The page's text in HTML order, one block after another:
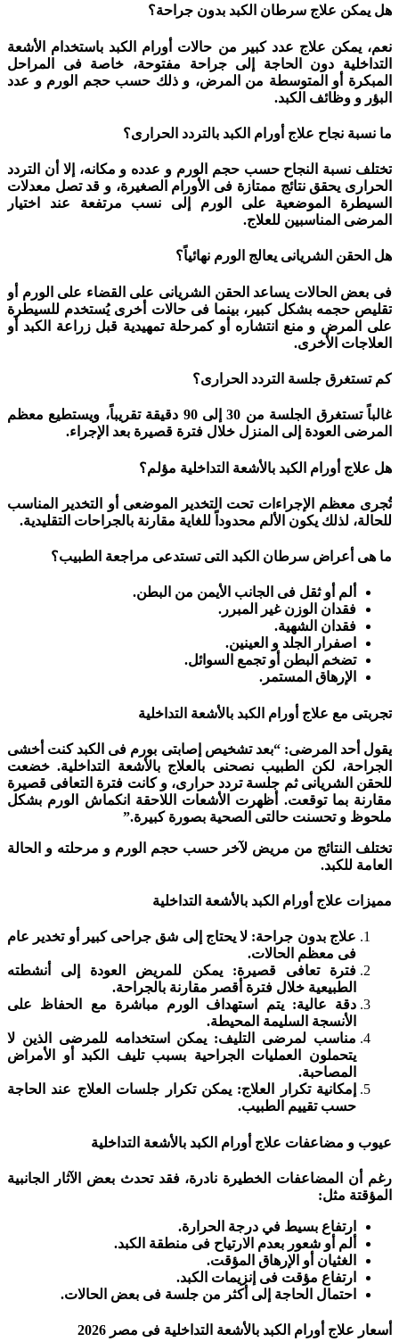
هل يمكن علاج سرطان الكبد بدون جراحة؟
نعم، يمكن علاج عدد كبير من حالات أورام الكبد باستخدام الأشعة
التداخلية دون الحاجة إلى جراحة مفتوحة، خاصة فى المراحل
المبكرة أو المتوسطة من المرض، و ذلك حسب حجم الورم و عدد
البؤر و وظائف الكبد.
ما نسبة نجاح علاج أورام الكبد بالتردد الحرارى؟
تختلف نسبة النجاح حسب حجم الورم و عدده و مكانه، إلا أن التردد
الحرارى يحقق نتائج ممتازة فى الأورام الصغيرة، و قد تصل معدلات
السيطرة الموضعية على الورم إلى نسب مرتفعة عند اختيار
المرضى المناسبين للعلاج.
هل الحقن الشريانى يعالج الورم نهائياً؟
فى بعض الحالات يساعد الحقن الشريانى على القضاء على الورم أو
تقليص حجمه بشكل كبير، بينما فى حالات أخرى يُستخدم للسيطرة
على المرض و منع انتشاره أو كمرحلة تمهيدية قبل زراعة الكبد أو
العلاجات الأخرى.
كم تستغرق جلسة التردد الحرارى؟
غالباً تستغرق الجلسة من 30 إلى 90 دقيقة تقريباً، ويستطيع معظم
المرضى العودة إلى المنزل خلال فترة قصيرة بعد الإجراء.
هل علاج أورام الكبد بالأشعة التداخلية مؤلم؟
تُجرى معظم الإجراءات تحت التخدير الموضعى أو التخدير المناسب
للحالة، لذلك يكون الألم محدوداً للغاية مقارنة بالجراحات التقليدية.
ما هى أعراض سرطان الكبد التى تستدعى مراجعة الطبيب؟
ألم أو ثقل فى الجانب الأيمن من البطن.
فقدان الوزن غير المبرر.
فقدان الشهية.
اصفرار الجلد و العينين.
تضخم البطن أو تجمع السوائل.
الإرهاق المستمر.
تجربتى مع علاج أورام الكبد بالأشعة التداخلية
يقول أحد المرضى: “بعد تشخيص إصابتى بورم فى الكبد كنت أخشى
الجراحة، لكن الطبيب نصحنى بالعلاج بالأشعة التداخلية. خضعت
للحقن الشريانى ثم جلسة تردد حرارى، و كانت فترة التعافى قصيرة
مقارنة بما توقعت. أظهرت الأشعات اللاحقة انكماش الورم بشكل
ملحوظ و تحسنت حالتى الصحية بصورة كبيرة.”
تختلف النتائج من مريض لآخر حسب حجم الورم و مرحلته و الحالة
العامة للكبد.
مميزات علاج أورام الكبد بالأشعة التداخلية
علاج بدون جراحة: لا يحتاج إلى شق جراحى كبير أو تخدير عام
فى معظم الحالات.
فترة تعافى قصيرة: يمكن للمريض العودة إلى أنشطته
الطبيعية خلال فترة أقصر مقارنة بالجراحة.
دقة عالية: يتم استهداف الورم مباشرة مع الحفاظ على
الأنسجة السليمة المحيطة.
مناسب لمرضى التليف: يمكن استخدامه للمرضى الذين لا
يتحملون العمليات الجراحية بسبب تليف الكبد أو الأمراض
المصاحبة.
إمكانية تكرار العلاج: يمكن تكرار جلسات العلاج عند الحاجة
حسب تقييم الطبيب.
عيوب و مضاعفات علاج أورام الكبد بالأشعة التداخلية
رغم أن المضاعفات الخطيرة نادرة، فقد تحدث بعض الآثار الجانبية
المؤقتة مثل:
ارتفاع بسيط في درجة الحرارة.
ألم أو شعور بعدم الارتياح فى منطقة الكبد.
الغثيان أو الإرهاق المؤقت.
ارتفاع مؤقت فى إنزيمات الكبد.
احتمال الحاجة إلى أكثر من جلسة فى بعض الحالات.
أسعار علاج أورام الكبد بالأشعة التداخلية فى مصر 2026